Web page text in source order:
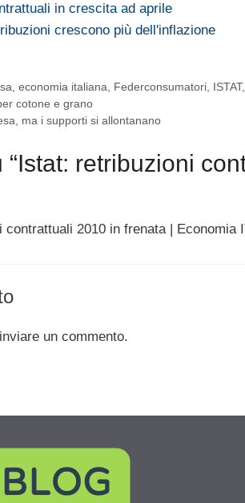
in crescita ad aprile
crescono più dell'inflazione
,economia italiana Federconsumatori ISTAT,
cotone e grano
ma i supporti si allontanano
retribuzioni
2010 in frenata | Economia
un commento.